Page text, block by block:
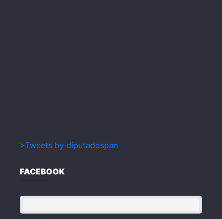
>Tweets by diputadospan
FACEBOOK